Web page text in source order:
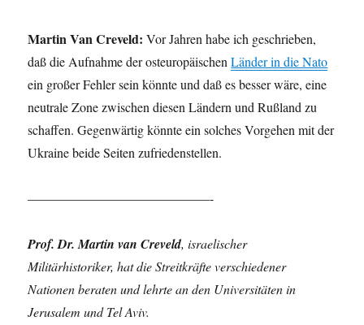
Martin Van Creveld: Vor Jahren habe ich geschrieben,
daß die Aufnahme der osteuropäischenLänder in die Nato
ein großer Fehler sein könnte und daß es besser wäre, eine
neutrale Zone zwischen diesen Ländern und Rußland zu
schaffen. Gegenwärtig könnte ein solches Vorgehen mit der
Ukraine beide Seiten zufriedenstellen.
——————————————-
Prof. Dr. Martin van Creveld, israelischer
Militärhistoriker, hat die Streitkräfte verschiedener
Nationen beraten und lehrte an den Universitäten in
Jerusalem und Tel Aviv.